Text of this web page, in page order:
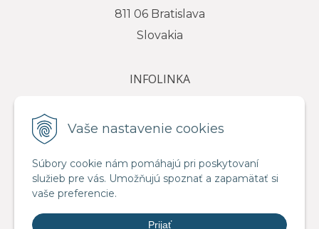
Vaše nastavenie cookies
Súbory cookie nám pomáhajú pri poskytovaní
služieb pre vás. Umožňujú spoznať a zapamätať si
vaše preferencie.
Prijať
811 06 Bratislava
Slovakia
INFOLINKA
e-mail: info@trigona.sk
VŠETKO O NÁKUPE